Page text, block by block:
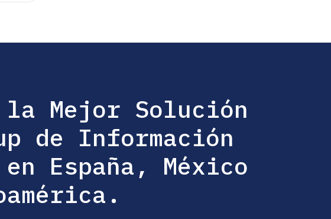
la Mejor Solución
de Información
España, México